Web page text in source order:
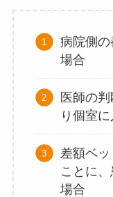
病院側
場合
医師の
り個室
差額ベ
ことに
場合